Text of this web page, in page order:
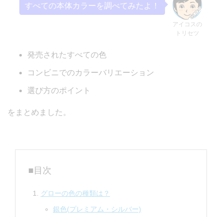
アイコスの
トリセツ
すべての本体カラーを調べてみたよ！
発売されたすべての色
コンビニでのカラーバリエーション
選び方のポイント
をまとめました。
■目次
グローの色の種類は？
銀色(プレミアム・シルバー)